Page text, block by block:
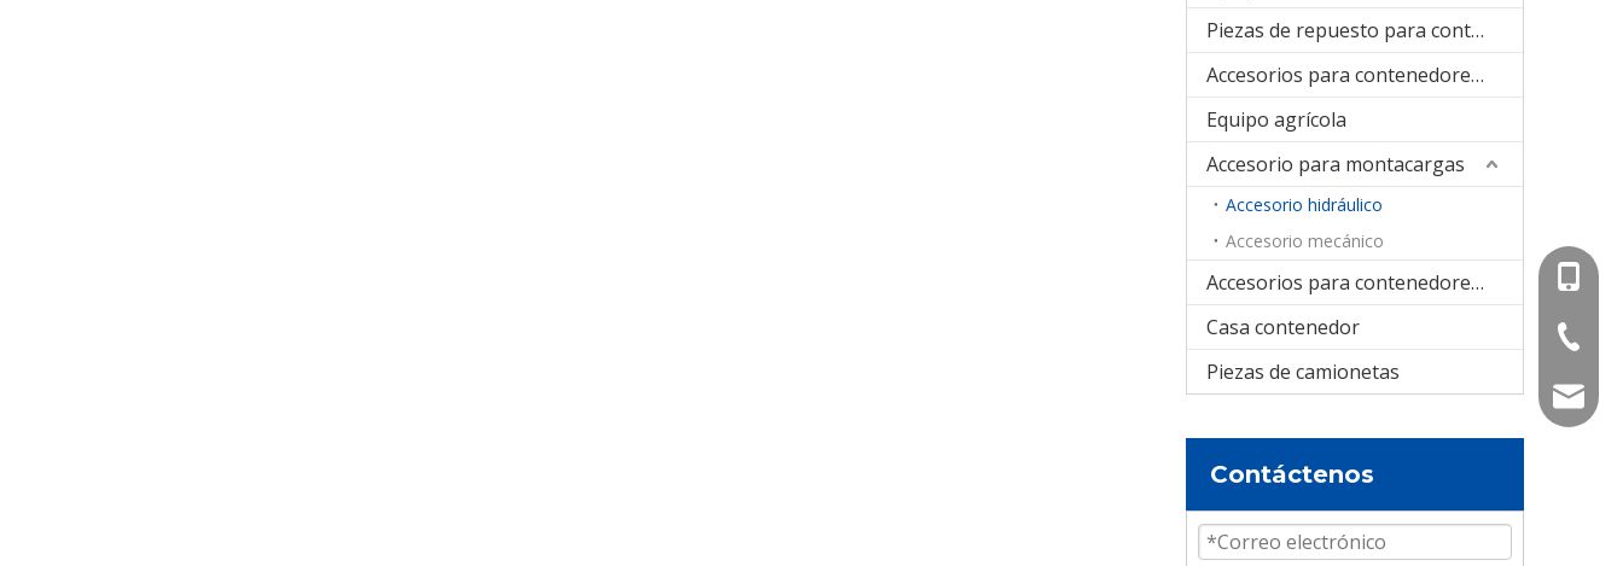
Piezas de repuesto para contenedores de refrigeración
Accesorios para contenedores plegables
Equipo agrícola
Accesorio para montacargas
Accesorio hidráulico
Accesorio mecánico
Accesorios para contenedores cisterna
Casa contenedor
Piezas de camionetas
Contáctenos
+86-
+86-